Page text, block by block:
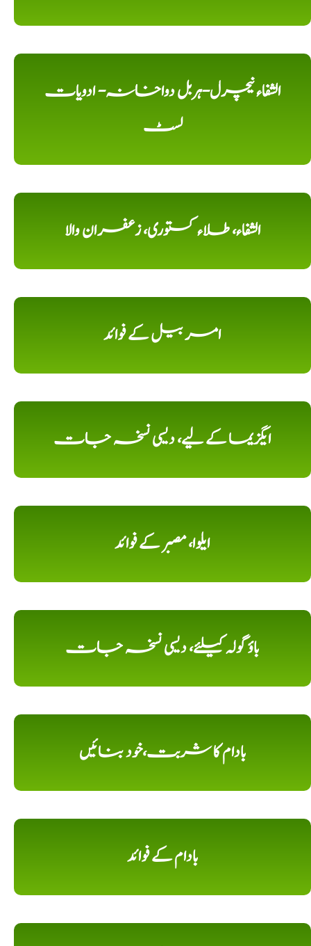
الشفاء نیچرل-ہربل دواخانہ- ادویات
لسٹ
الشفاء، طلاء کستوری، زعفران والا
امر بیل کے فوائد
ایگزیما کے لیے، دیسی نسخہ جات
ایلوا، مصبر کے فوائد
باؤ گولہ کیلئے، دیسی نسخہ جات
بادام کا شربت،خود بنائیں
بادام کے فوائد